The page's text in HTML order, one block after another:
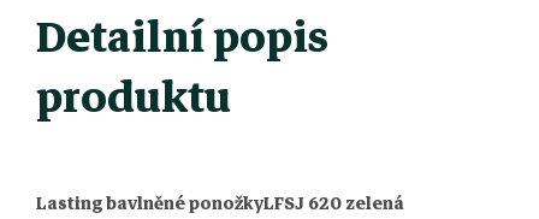
Detailní popis
produktu
Lasting bavlněné ponožkyLFSJ 620 zelená